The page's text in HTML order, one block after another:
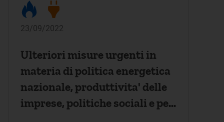
23/09/2022
Ulteriori misure urgenti in
materia di politica energetica
nazionale, produttivita' delle
imprese, politiche sociali e per